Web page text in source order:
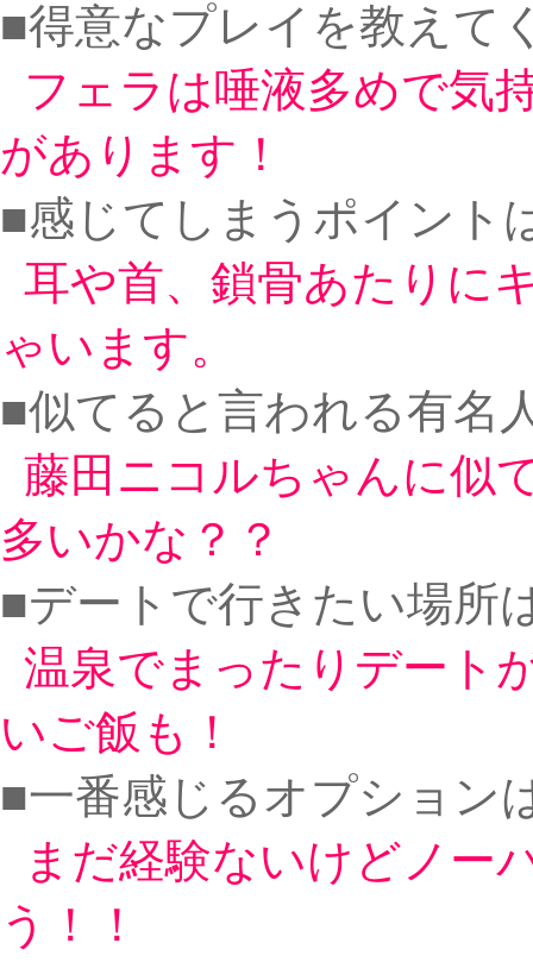
■得意なプレイを教えて
フェラは唾液多めで気
があります！
■感じてしまうポイント
耳や首、鎖骨あたりに
ゃいます。
■似てると言われる有名
藤田ニコルちゃんに似
多いかな？？
■デートで行きたい場所
温泉でまったりデート
いご飯も！
■一番感じるオプション
まだ経験ないけどノー
う！！